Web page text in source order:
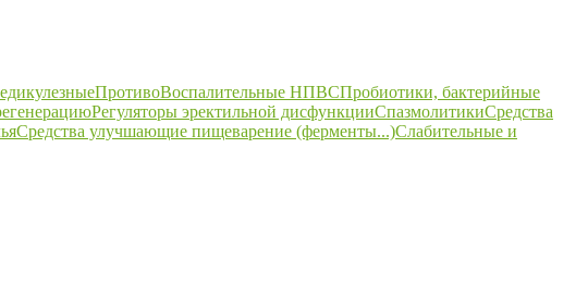
ПротивоВоспалительные НПВСПробиотики, бактерийные
Регуляторы эректильной дисфункцииСпазмолитикиСредства
Средства улучшающие пищеварение (ферменты...)Слабительные и